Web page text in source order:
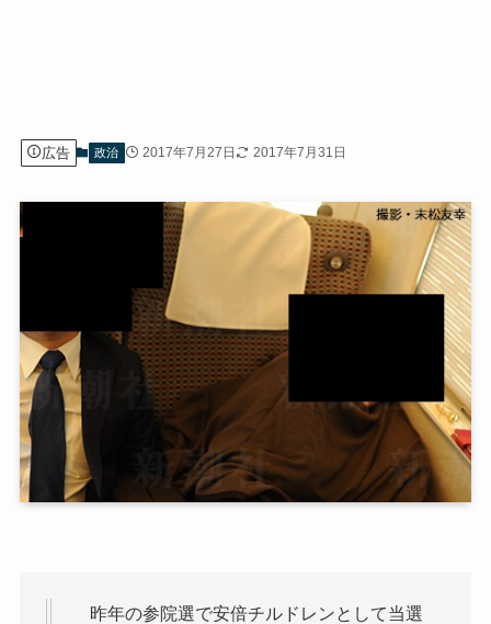
広告 政治 2017年7月27日 2017年7月31日
昨年の参院選で安倍チルドレンとして当選